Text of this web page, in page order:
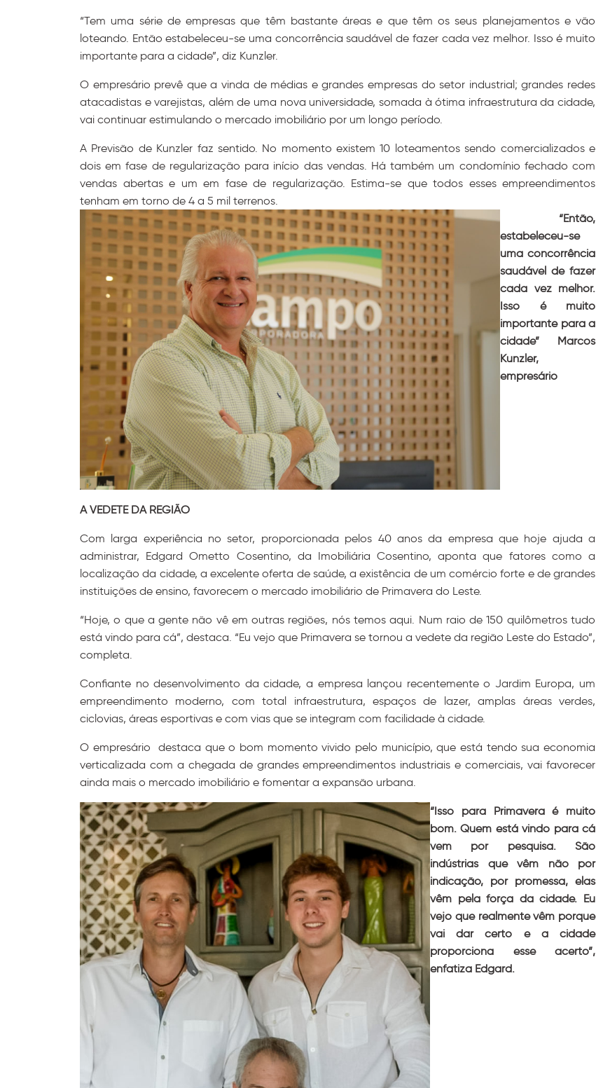
“Tem uma série de empresas que têm bastante áreas e que têm os seus planejamentos e vão
loteando. Então estabeleceu-se uma concorrência saudável de fazer cada vez melhor. Isso é muito
importante para a cidade”, diz Kunzler.
O empresário prevê que a vinda de médias e grandes empresas do setor industrial; grandes redes
atacadistas e varejistas, além de uma nova universidade, somada à ótima infraestrutura da cidade,
vai continuar estimulando o mercado imobiliário por um longo período.
A Previsão de Kunzler faz sentido. No momento existem 10 loteamentos sendo comercializados e
dois em fase de regularização para início das vendas. Há também um condomínio fechado com
vendas abertas e um em fase de regularização. Estima-se que todos esses empreendimentos
tenham em torno de 4 a 5 mil terrenos.
“Então,
estabeleceu-se
uma concorrência
saudável de fazer
cada vez melhor.
Isso é muito
importante para a
cidade” Marcos
Kunzler,
empresário
A VEDETE DA REGIÃO
Com larga experiência no setor, proporcionada pelos 40 anos da empresa que hoje ajuda a
administrar, Edgard Ometto Cosentino, da Imobiliária Cosentino, aponta que fatores como a
localização da cidade, a excelente oferta de saúde, a existência de um comércio forte e de grandes
instituições de ensino, favorecem o mercado imobiliário de Primavera do Leste.
“Hoje, o que a gente não vê em outras regiões, nós temos aqui. Num raio de 150 quilômetros tudo
está vindo para cá”, destaca. “Eu vejo que Primavera se tornou a vedete da região Leste do Estado”,
completa.
Confiante no desenvolvimento da cidade, a empresa lançou recentemente o Jardim Europa, um
empreendimento moderno, com total infraestrutura, espaços de lazer, amplas áreas verdes,
ciclovias, áreas esportivas e com vias que se integram com facilidade à cidade.
O empresário destaca que o bom momento vivido pelo município, que está tendo sua economia
verticalizada com a chegada de grandes empreendimentos industriais e comerciais, vai favorecer
ainda mais o mercado imobiliário e fomentar a expansão urbana.
“Isso para Primavera é muito
bom. Quem está vindo para cá
vem por pesquisa. São
indústrias que vêm não por
indicação, por promessa, elas
vêm pela força da cidade. Eu
vejo que realmente vêm porque
vai dar certo e a cidade
proporciona esse acerto”,
enfatiza Edgard.